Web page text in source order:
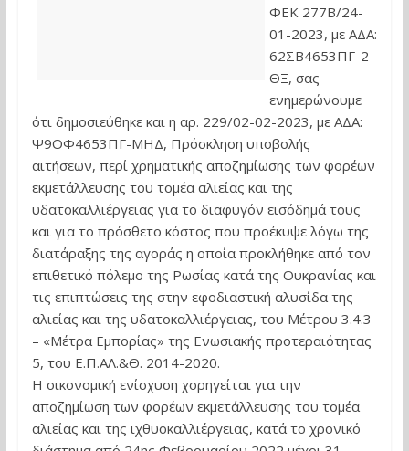
ΦΕΚ 277Β/24-
01-2023, με ΑΔΑ:
62ΣΒ4653ΠΓ-2
ΘΞ, σας
ενημερώνουμε
ότι δημοσιεύθηκε και η αρ. 229/02-02-2023, με ΑΔΑ:
Ψ9ΟΦ4653ΠΓ-ΜΗΔ, Πρόσκληση υποβολής
αιτήσεων, περί χρηματικής αποζημίωσης των φορέων
εκμετάλλευσης του τομέα αλιείας και της
υδατοκαλλιέργειας για το διαφυγόν εισόδημά τους
και για το πρόσθετο κόστος που προέκυψε λόγω της
διατάραξης της αγοράς η οποία προκλήθηκε από τον
επιθετικό πόλεμο της Ρωσίας κατά της Ουκρανίας και
τις επιπτώσεις της στην εφοδιαστική αλυσίδα της
αλιείας και της υδατοκαλλιέργειας, του Μέτρου 3.4.3
– «Μέτρα Εμπορίας» της Ενωσιακής προτεραιότητας
5, του Ε.Π.ΑΛ.&Θ. 2014-2020.
H οικονομική ενίσχυση χορηγείται για την
αποζημίωση των φορέων εκμετάλλευσης του τομέα
αλιείας και της ιχθυοκαλλιέργειας, κατά το χρονικό